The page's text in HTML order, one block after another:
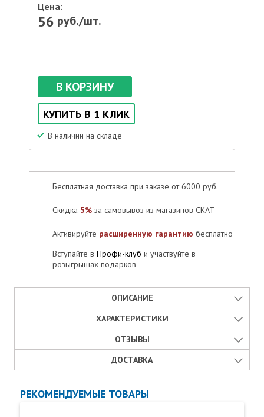
Цена:
56 руб./шт.
В КОРЗИНУ
КУПИТЬ В 1 КЛИК
В наличии на складе
Бесплатная доставка при заказе от 6000 руб.
Скидка 5% за самовывоз из магазинов СКАТ
Активируйте расширенную гарантию бесплатно
Вступайте в Профи-клуб и участвуйте в
розыгрышах подарков
ОПИСАНИЕ
Преимущества SPRUT Exit Button-84M
тип контакта
защита корпуса
ХАРАКТЕРИСТИКИ
Открыть
Страна производства:
ОТЗЫВЫ
Оставить отзыв
ДОСТАВКА
Кнопка выхода SPRUT Exit Button-84M с доставкой в Москве:
РЕКОМЕНДУЕМЫЕ ТОВАРЫ